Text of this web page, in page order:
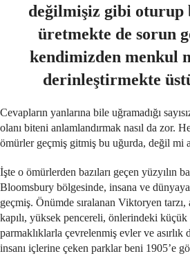
değilmişiz gibi
üretmekte de sorun
kendimizden menkul
derinleştirmekte
Cevapların yanlarına bile uğramadığı
olanı biteni anlamlandırmak nasıl da zor.
ömürler geçmiş gitmiş bu uğurda, değil mi
İşte o ömürlerden bazıları geçen yüzyılın
Bloomsbury bölgesinde, insana ve
geçmiş. Önümde sıralanan Viktoryen tarzı,
kapılı, yüksek pencereli, önlerindeki
parmaklıklarla çevrelenmiş evler ve asırlık
insanı içlerine çeken parklar beni 1905’e